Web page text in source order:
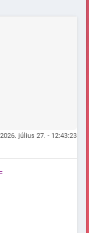
2026. július 27. - 12:43:23